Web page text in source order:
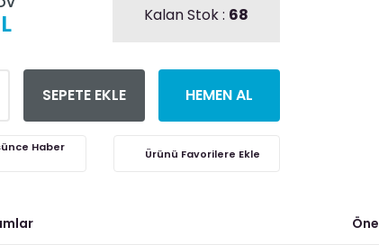
Kalan Stok : 68
SEPETE EKLE HEMEN AL
Haber